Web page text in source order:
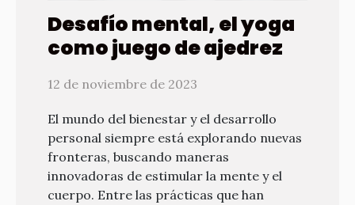
Desafío mental, el yoga
como juego de ajedrez
12 de noviembre de 2023
El mundo del bienestar y el desarrollo
personal siempre está explorando nuevas
fronteras, buscando maneras
innovadoras de estimular la mente y el
cuerpo. Entre las prácticas que han